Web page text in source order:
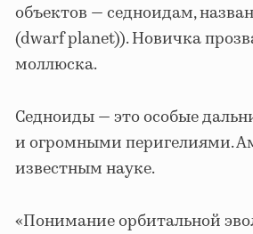
объектов — седноидам,
(dwarf planet)). Новичка
моллюска.
Седноиды — это особые
и огромными перигелиями.
известным науке.
«Понимание орбитальной